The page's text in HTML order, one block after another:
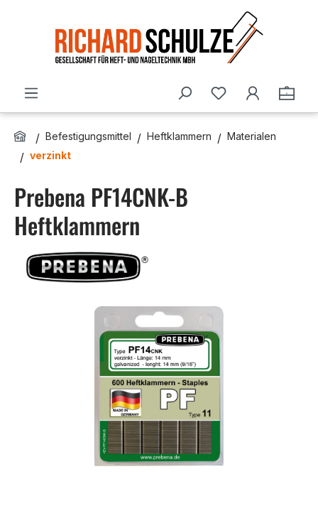
Du hast 0
Befestigungsmittel Heftklammern
Materialen
verzinkt
Prebena PF14CNK-B
Heftklammern
Bildergalerie überspringen